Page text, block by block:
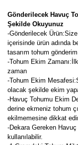
Gönderilecek Havuç
Şekilde Okuyunuz
-Gönderilecek
içerisinde ürün adında
tasarım tohum
-Tohum Ekim
zaman
-Tohum Ekim
olacak şekilde ekim
-Havuç Tohumu Ekim
derine ekmeniz tohum
ekilmemesine dikkat
-Dekara Gereken
kullanılabilir.